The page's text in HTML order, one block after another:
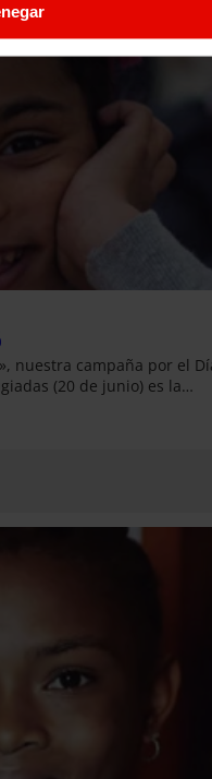
nuestra campaña por el
(20 de junio) es la…